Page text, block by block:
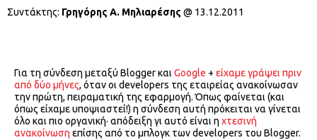
Συντάκτης: Γρηγόρης Α. Μηλιαρέσης @ 13.12.2011
Για τη σύνδεση μεταξύ Blogger και Google + είχαμε γράψει πριν
από δύο μήνες, όταν οι developers της εταιρείας ανακοίνωσαν
την πρώτη, πειραματική της εφαρμογή. Όπως φαίνεται (και
όπως είχαμε υποψιαστεί!) η σύνδεση αυτή πρόκειται να γίνεται
όλο και πιο οργανική· απόδειξη γι αυτό είναι η χτεσινή
ανακοίνωση επίσης από το μπλογκ των developers του Blogger.